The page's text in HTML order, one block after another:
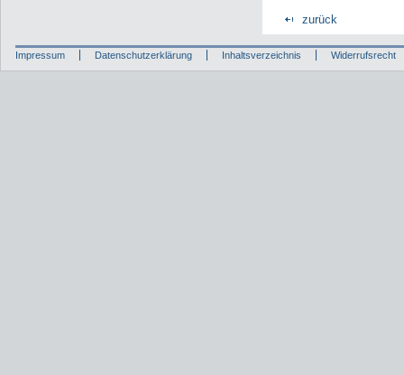
zurück
Impressum Datenschutzerklärung Inhaltsverzeichnis Widerrufsrecht